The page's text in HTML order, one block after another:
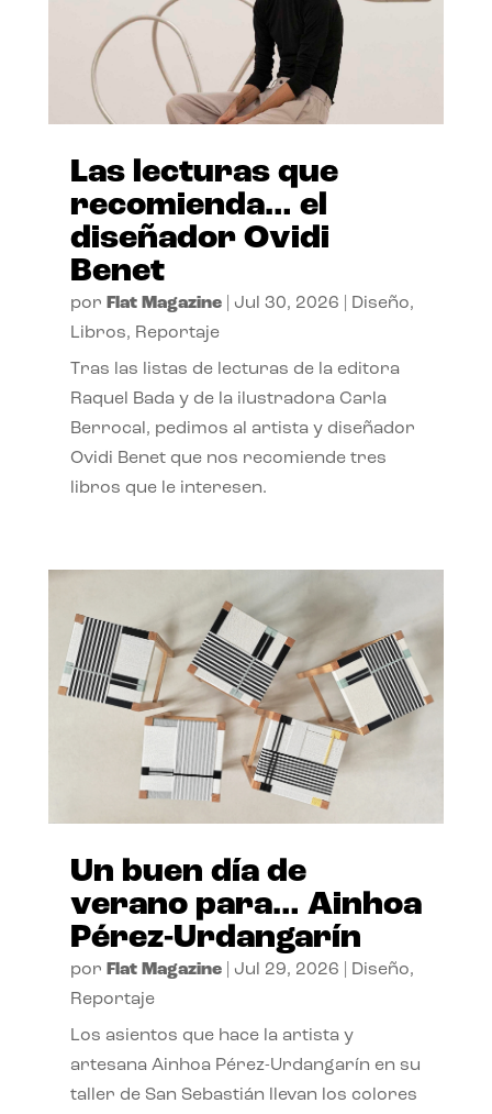
Las lecturas que
recomienda… el
diseñador Ovidi
Benet
por Flat Magazine| Jul 30, 2026 Diseño,
Libros, Reportaje
Tras las listas de lecturas de la editora
Raquel Bada y de la ilustradora Carla
Berrocal, pedimos al artista y diseñador
Ovidi Benet que nos recomiende tres
libros que le interesen.
Un buen día de
verano para… Ainhoa
Pérez-Urdangarín
por Flat Magazine| Jul 29, 2026 Diseño,
Reportaje
Los asientos que hace la artista y
artesana Ainhoa Pérez-Urdangarín en su
taller de San Sebastián llevan los colores